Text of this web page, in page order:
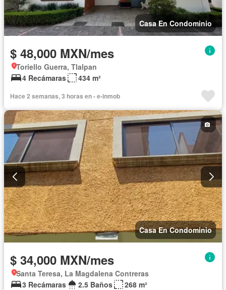
Casa En Condominio
$ 48,000 MXN/mes
Toriello Guerra, Tlalpan
4 Recámaras
434 m²
Hace 2 semanas, 3 horas en - e-inmob
Casa En Condominio
$ 34,000 MXN/mes
Santa Teresa, La Magdalena Contreras
3 Recámaras
2.5 Baños
268 m²